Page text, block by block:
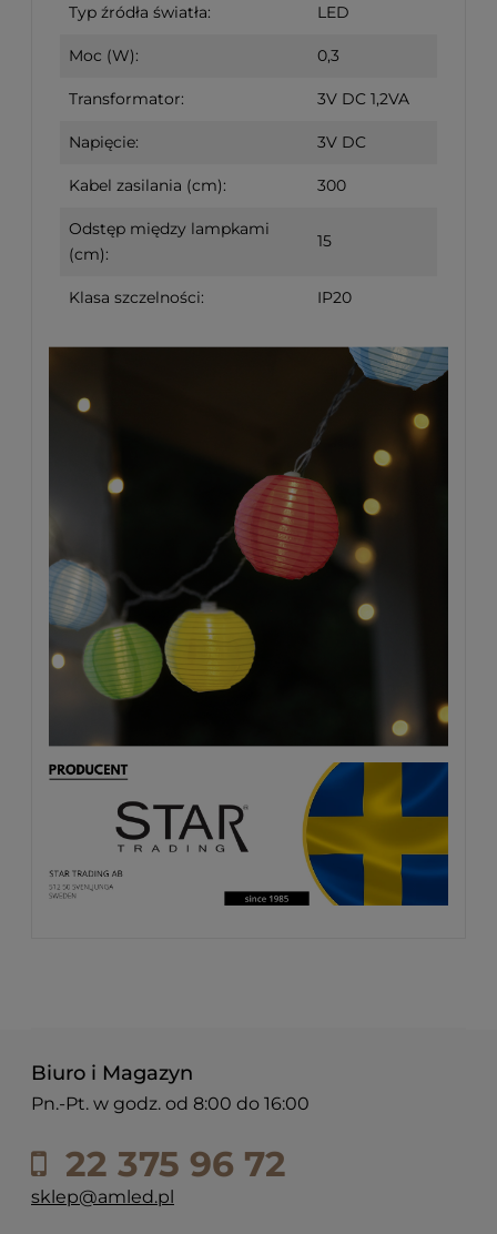
Typ źródła światła: LED
Moc (W): 0,3
Transformator: 3V DC 1,2VA
Napięcie: 3V DC
Kabel zasilania (cm): 300
Odstęp między lampkami
(cm):
15
Klasa szczelności: IP20
Biuro i Magazyn
Pn.-Pt. w godz. od 8:00 do 16:00
22 375 96 72
sklep@amled.pl